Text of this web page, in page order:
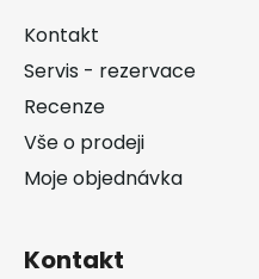
Kontakt
Servis - rezervace
Recenze
Vše o prodeji
Moje objednávka
Kontakt